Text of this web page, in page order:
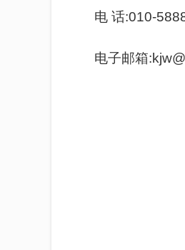
电 话:010-
电子邮箱